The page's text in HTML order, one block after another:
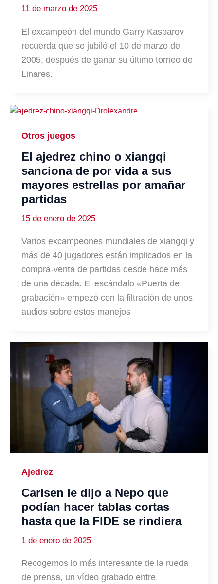
11 de marzo de 2025
El excampeón del mundo Garry Kasparov
recuerda que se jubiló el 10 de marzo de
2005, después de ganar su último torneo de
Linares.
Otros juegos
El ajedrez chino o xiangqi
sanciona de por vida a sus
mayores estrellas por amañar
partidas
15 de enero de 2025
Varios excampeones mundiales de xiangqi y
más de 40 jugadores están implicados en la
compra-venta de partidas desde hace más
de una década. El escándalo «Puerta de
grabación» empezó con la filtración de unos
audios sobre estos manejos
Ajedrez
Carlsen le dijo a Nepo que
podían hacer tablas cortas
hasta que la FIDE se rindiera
1 de enero de 2025
Recogemos lo más interesante de la rueda
de prensa, un vídeo grabado entre